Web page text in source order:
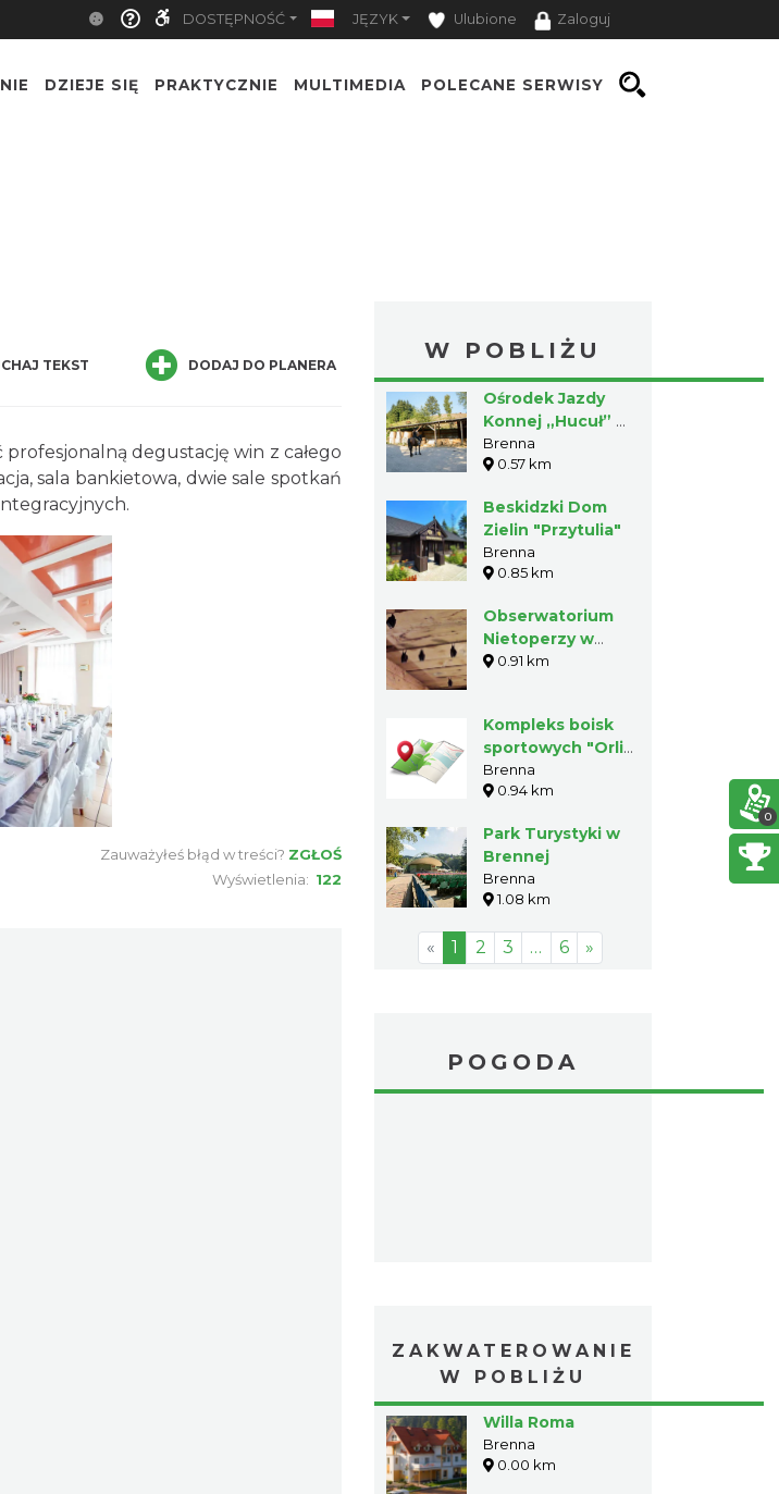
DOSTĘPNOŚĆ JĘZYK Ulubione Zaloguj
DZIEJE SIĘ PRAKTYCZNIE MULTIMEDIA POLECANE SERWISY
TEKST DODAJ DO PLANERA
profesjonalną degustację win z całego
sala bankietowa, dwie sale spotkań
Zauważyłeś błąd w treści? ZGŁOŚ
Wyświetlenia: 122
W POBLIŻU
Ośrodek Jazdy
Konnej „Hucuł” w
Brennej Jatnym
Brenna
0.57 km
Beskidzki Dom
Zielin "Przytulia"
Brenna
0.85 km
Obserwatorium
Nietoperzy w
Brennej
0.91 km
Kompleks boisk
sportowych "Orlik
2012"
Brenna
0.94 km
Park Turystyki w
Brennej
Brenna
1.08 km
« 1 2 3 … 6 »
POGODA
ZAKWATEROWANIE
W POBLIŻU
Willa Roma
Brenna
0.00 km
0